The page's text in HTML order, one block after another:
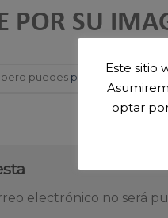
pero puedes publicar un
electrónico no será
Este sitio
optar